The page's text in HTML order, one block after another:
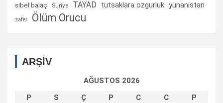
sibel balaç Suriye TAYAD tutsaklara ozgurluk yunanistan
zafer Ölüm Orucu
ARŞİV
AĞUSTOS 2026
P
S Ç P C C
P